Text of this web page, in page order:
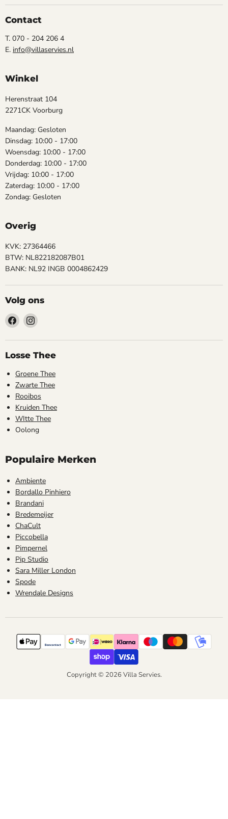
Contact
T. 070 - 204 206 4
E. info@villaservies.nl
Winkel
Herenstraat 104
2271CK Voorburg
Maandag: Gesloten
Dinsdag: 10:00 - 17:00
Woensdag: 10:00 - 17:00
Donderdag: 10:00 - 17:00
Vrijdag: 10:00 - 17:00
Zaterdag: 10:00 - 17:00
Zondag: Gesloten
Overig
KVK: 27364466
BTW: NL822182087B01
BANK: NL92 INGB 0004862429
Volg ons
Vind
ons
op
Facebook
Vind
op
Instagram
Losse Thee
Groene Thee
Zwarte Thee
Rooibos
Kruiden Thee
WItte Thee
Oolong
Populaire Merken
Ambiente
Bordallo Pinhiero
Brandani
Bredemeijer
ChaCult
Piccobella
Pimpernel
Pip Studio
Sara Miller London
Spode
Wrendale Designs
Copyright © 2026 Villa Servies.